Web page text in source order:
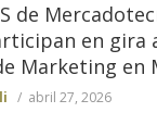
de
en gira
Marketing en
abril 27, 2026